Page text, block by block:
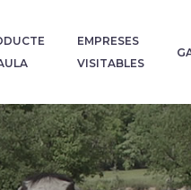
EMPRESES
VISITABLES